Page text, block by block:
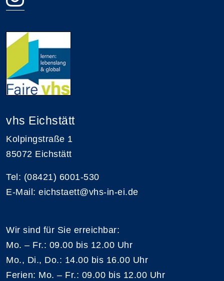
vhs Eichstätt
Kolpingstraße 1
85072 Eichstätt
Tel: (08421) 6001-530
E-Mail: eichstaett@vhs-in-ei.de
Wir sind für Sie erreichbar:
Mo. – Fr.: 09.00 bis 12.00 Uhr
Mo., Di., Do.: 14.00 bis 16.00 Uhr
Ferien: Mo. – Fr.: 09.00 bis 12.00 Uhr